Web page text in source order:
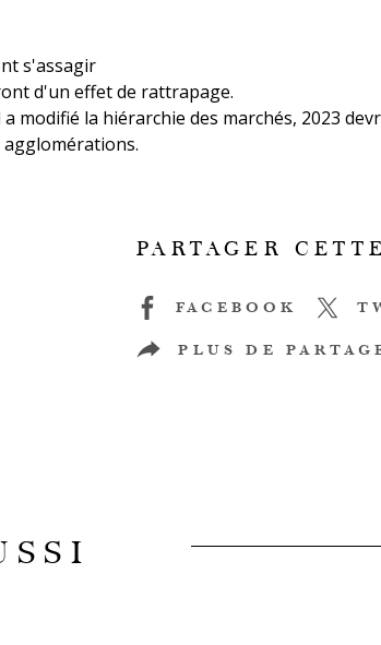
s'assagir
d'un effet de rattrapage.
modifié la hiérarchie des marchés, 2023
PARTAGER
FACEBOOK
PLUS DE